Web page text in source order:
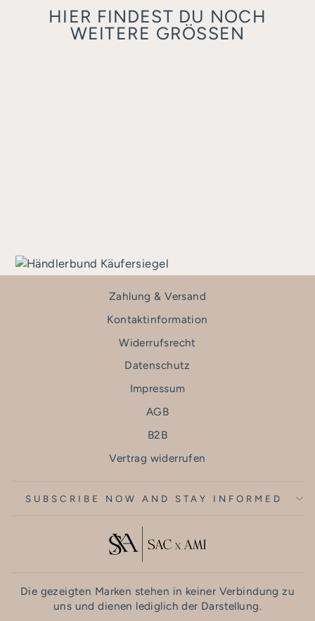
HIER FINDEST DU NOCH
WEITERE GRÖSSEN
Zahlung & Versand
Kontaktinformation
Widerrufsrecht
Datenschutz
Impressum
AGB
B2B
Vertrag widerrufen
SUBSCRIBE NOW AND STAY INFORMED
Die gezeigten Marken stehen in keiner Verbindung zu
uns und dienen lediglich der Darstellung.